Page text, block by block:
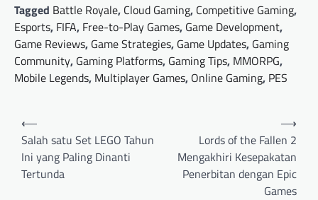
Tagged Battle Royale, Cloud Gaming, Competitive Gaming,
Esports, FIFA, Free-to-Play Games, Game Development,
Game Reviews, Game Strategies, Game Updates, Gaming
Community, Gaming Platforms, Gaming Tips, MMORPG,
Mobile Legends, Multiplayer Games, Online Gaming, PES
Post
navigation
⟵
Salah satu Set LEGO Tahun
Ini yang Paling Dinanti
Tertunda
Lords of the Fallen 2
Mengakhiri Kesepakatan
Penerbitan dengan Epic
Games
⟶